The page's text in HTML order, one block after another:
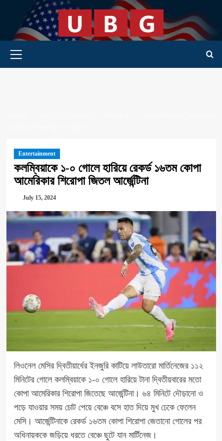
content
Primary Menu
Entertainment
কলম্বিয়াকে ১-০ গোলে হারিয়ে রেকর্ড ১৬তম কোপা
আমেরিকার শিরোপা জিতল আর্জেন্টিনা
July 15, 2024
লিওনেল মেসির দ্বিতীয়ার্ধের ইনজুরি কাটিয়ে লাউতারো মার্তিনেজের ১১২
মিনিটের গোলে কলম্বিয়াকে ১-০ গোলে হারিয়ে টানা দ্বিতীয়বারের মতো
কোপা আমেরিকার শিরোপা জিতেছে আর্জেন্টিনা। ৬৪ মিনিটে দৌড়ানো ও
পড়ে যাওয়ার সময় চোট পেয়ে বেঞ্চে বসে হাত দিয়ে মুখ ঢেকে ফেলেন
মেসি। আর্জেন্টিনাকে রেকর্ড ১৬তম কোপা শিরোপা জেতানো গোলের পর
অধিনায়ককে জড়িয়ে ধরতে বেঞ্চে ছুটে যান মার্টিনেজ।